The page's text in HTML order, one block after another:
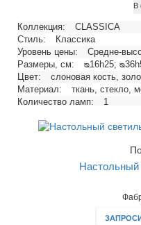
В
Коллекция:
CLASSICA
Стиль:
Классика
Уровень цены:
Средне-
Размеры, см:
ᴓ16h25;
Цвет:
слоновая кость,
Материал:
ткань, стекло,
Количество ламп:
1
Напряжение, В:
220
Настольный